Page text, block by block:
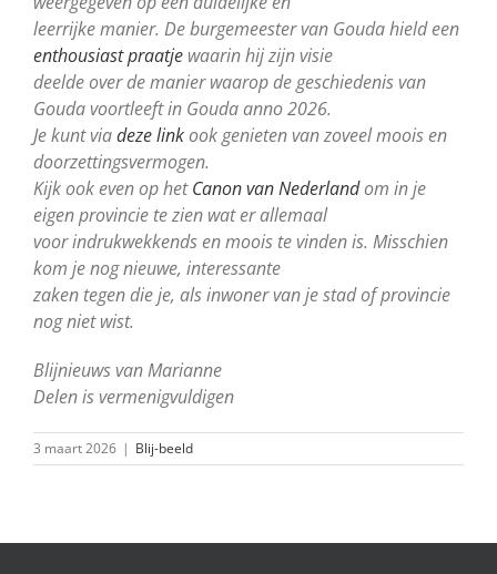
leerrijke manier. De burgemeester van Gouda hield een
enthousiast praatje waarin hij zijn visie
deelde over de manier waarop de geschiedenis van
Gouda voortleeft in Gouda anno 2026.
Je kunt viadeze linkook genieten van zoveel moois en
doorzettingsvermogen.
Kijk ook even op hetCanon van Nederlandom in je
eigen provincie te zien wat er allemaal
voor indrukwekkends en moois te vinden is. Misschien
kom je nog nieuwe, interessante
zaken tegen die je, als inwoner van je stad of provincie
nog niet wist.
Blijnieuws van Marianne
Delen is vermenigvuldigen
3 maart 2026 | Blij-beeld